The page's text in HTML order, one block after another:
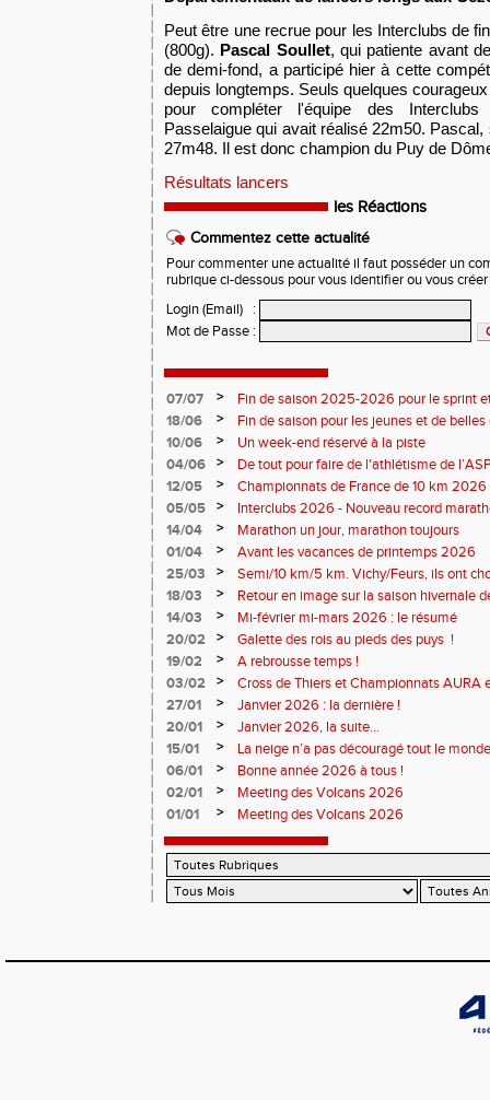
Peut être une recrue pour les Interclubs de
(800g). Pascal Soullet, qui patiente avant
de demi-fond, a participé hier à cette
depuis longtemps. Seuls quelques
pour compléter l'équipe des
Passelaigue qui avait réalisé 22m50.
27m48. Il est donc champion du Puy de
Résultats lancers
les Réactions
Commentez cette actualité
Pour commenter une actualité il faut posséder un
rubrique ci-dessous pour vous identifier ou vous
Login (Email)
:
Mot de Passe :
07/07 >
Fin de saison 2025-2026 pour le sprint
18/06
>
Fin de saison pour les jeunes et de
10/06
>
Un week-end réservé à la piste
04/06
>
De tout pour faire de l'athlétisme de
monde souriant
12/05 >
Championnats de France de 10 km
Soirées piste
05/05 >
Interclubs 2026 - Nouveau record
résultats
14/04 >
Marathon un jour, marathon toujours
01/04
>
Avant les vacances de printemps 2026
25/03
>
Semi/10 km/5 km. Vichy/Feurs, ils ont
18/03
>
Retour en image sur la saison hivernale
14/03
>
Mi-février mi-mars 2026 : le résumé
20/02
>
Galette des rois au pieds des puys !
19/02
>
A rebrousse temps !
03/02
>
Cross de Thiers et Championnats AURA
27/01
>
Janvier 2026 : la dernière !
20/01
>
Janvier 2026, la suite...
15/01
>
La neige n’a pas découragé tout le
06/01
>
Bonne année 2026 à tous !
02/01
>
Meeting des Volcans 2026
01/01
> Meeting des Volcans 2026